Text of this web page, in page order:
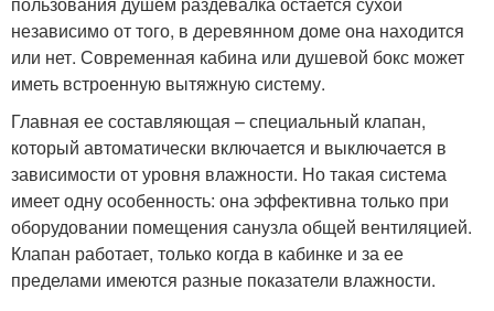
независимо от того, в деревянном доме она находится
или нет. Современная кабина или душевой бокс может
иметь встроенную вытяжную систему.
Главная ее составляющая – специальный клапан,
который автоматически включается и выключается в
зависимости от уровня влажности. Но такая система
имеет одну особенность: она эффективна только при
оборудовании помещения санузла общей вентиляцией.
Клапан работает, только когда в кабинке и за ее
пределами имеются разные показатели влажности.